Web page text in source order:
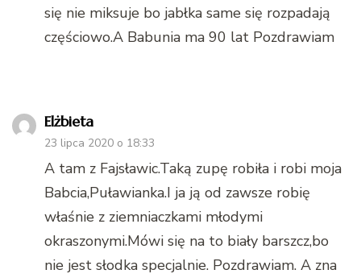
się nie miksuje bo jabłka same się rozpadają
częściowo.A Babunia ma 90 lat Pozdrawiam
Elżbieta
23 lipca 2020 o 18:33
A tam z Fajsławic.Taką zupę robiła i robi moja
Babcia,Puławianka.I ja ją od zawsze robię
właśnie z ziemniaczkami młodymi
okraszonymi.Mówi się na to biały barszcz,bo
nie jest słodka specjalnie. Pozdrawiam. A zna